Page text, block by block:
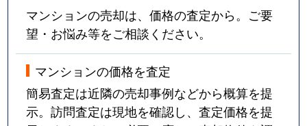
マンションの売却は、価格の査定から。ご要
望・お悩み等をご相談ください。
マンションの価格を査定
簡易査定は近隣の売却事例などから概算を提
示。訪問査定は現地を確認し、査定価格を提